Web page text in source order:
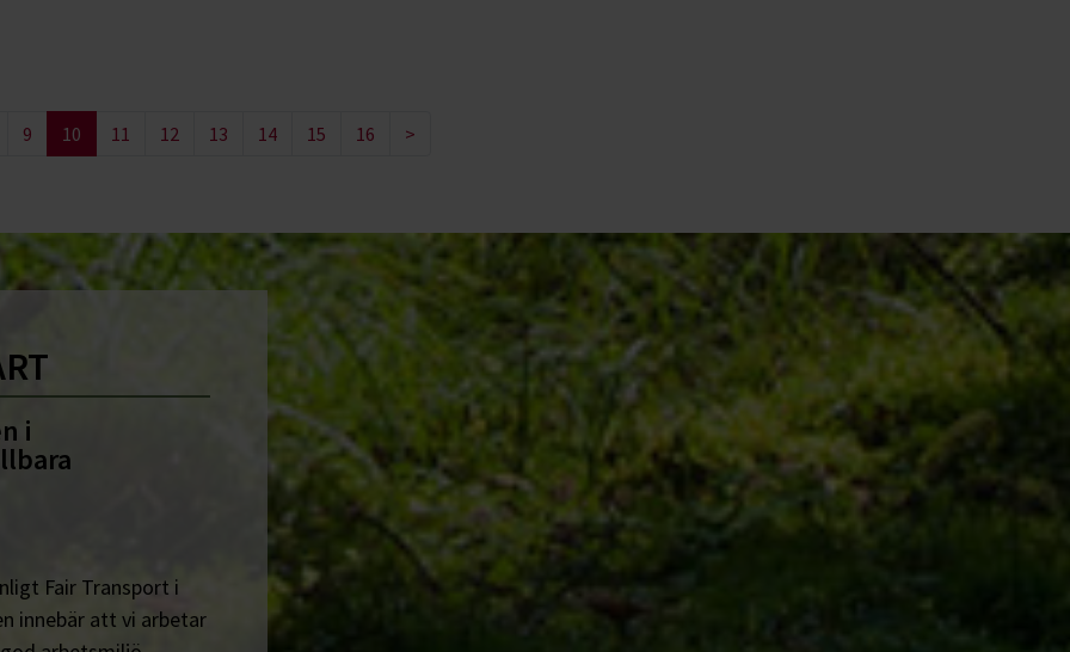
9 10 11 12 13 14 15 16 >
i
Fair Transport i
innebär att vi arbetar